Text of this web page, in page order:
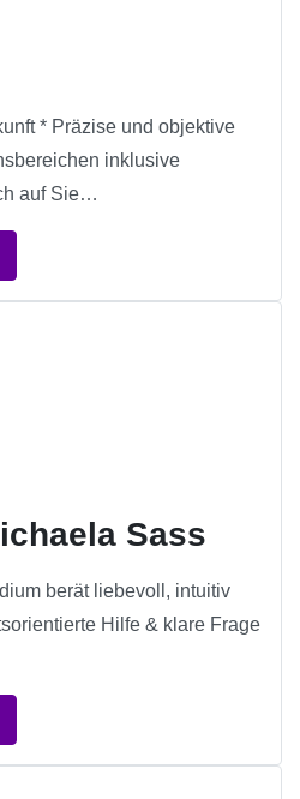
* Präzise und objektive
inklusive
auf Sie…
Sass
berät liebevoll, intuitiv
Hilfe & klare Frage